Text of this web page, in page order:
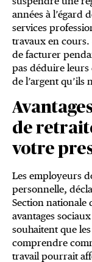
années à l’égard
services
travaux en cours.
de facturer
pas déduire leurs
de l’argent qu’ils
de
votre
Les employeurs
personnelle,
Section nationale
avantages
souhaitent que
comprendre
travail pourrait